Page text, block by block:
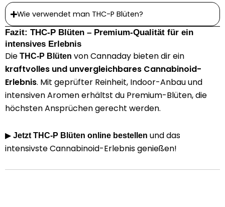
Wie verwendet man THC-P Blüten?
Fazit: THC-P Blüten – Premium-Qualität für ein
intensives Erlebnis
Die THC-P Blüten von Cannaday bieten dir ein
kraftvolles und unvergleichbares Cannabinoid-
Erlebnis. Mit geprüfter Reinheit, Indoor-Anbau und
intensiven Aromen erhältst du Premium-Blüten, die
höchsten Ansprüchen gerecht werden.
▶ Jetzt THC-P Blüten online bestellen und das
intensivste Cannabinoid-Erlebnis genießen!